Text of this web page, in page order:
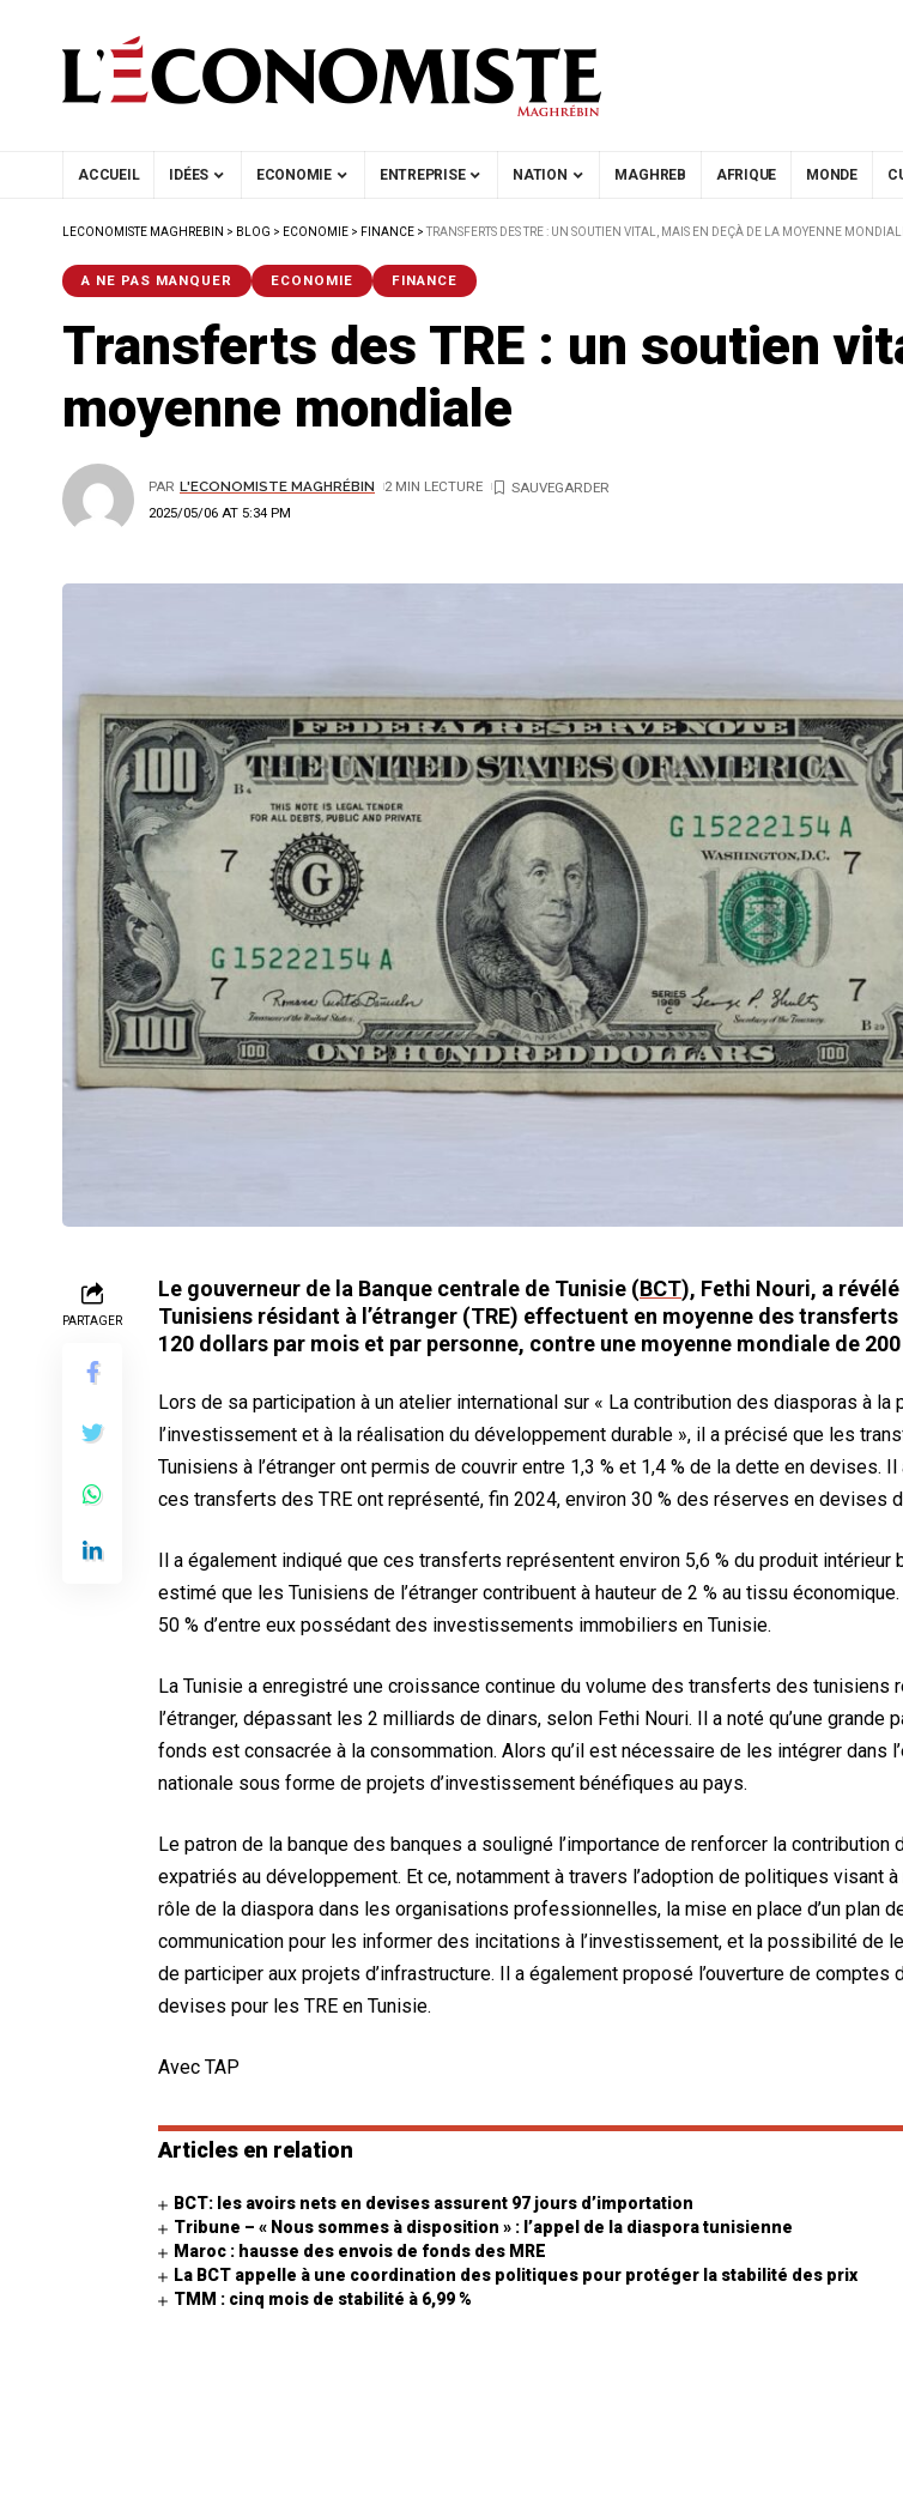
ACCUEIL IDÉES ECONOMIE ENTREPRISE NATION MAGHREB AFRIQUE MONDE
LECONOMISTE MAGHREBIN > BLOG > ECONOMIE > FINANCE >TRANSFERTS DES TRE : UN SOUTIEN VITAL, MAIS EN DEÇÀ DE LA MOYENNE
A NE PAS MANQUER ECONOMIE FINANCE
Transferts des TRE : un soutien
moyenne mondiale
2025/05/06 AT 5:34 PM
PAR L'ECONOMISTE MAGHRÉBIN 2 MIN LECTURE
PARTAGER
Le gouverneur de la Banque centrale de Tunisie (BCT), Fethi Nouri, a
Tunisiens résidant à l’étranger (TRE) effectuent en moyenne des transferts
120 dollars par mois et par personne, contre une moyenne mondiale de
Lors de sa participation à un atelier international sur « La contribution des diasporas à la
l’investissement et à la réalisation du développement durable », il a précisé que les
Tunisiens à l’étranger ont permis de couvrir entre 1,3 % et 1,4 % de la dette en devises. Il
ces transferts des TRE ont représenté, fin 2024, environ 30 % des réserves en devises
Il a également indiqué que ces transferts représentent environ 5,6 % du produit intérieur
estimé que les Tunisiens de l’étranger contribuent à hauteur de 2 % au tissu
50 % d’entre eux possédant des investissements immobiliers en Tunisie.
La Tunisie a enregistré une croissance continue du volume des transferts des tunisiens
l’étranger, dépassant les 2 milliards de dinars, selon Fethi Nouri. Il a noté qu’une grande
fonds est consacrée à la consommation. Alors qu’il est nécessaire de les intégrer dans
nationale sous forme de projets d’investissement bénéfiques au pays.
Le patron de la banque des banques a souligné l’importance de renforcer la contribution
expatriés au développement. Et ce, notamment à travers l’adoption de politiques visant
rôle de la diaspora dans les organisations professionnelles, la mise en place d’un plan
communication pour les informer des incitations à l’investissement, et la possibilité de
de participer aux projets d’infrastructure. Il a également proposé l’ouverture de comptes
devises pour les TRE en Tunisie.
Avec TAP
Articles en relation
BCT: les avoirs nets en devises assurent 97 jours d’importation
Tribune – « Nous sommes à disposition » : l’appel de la diaspora tunisienne
Maroc : hausse des envois de fonds des MRE
La BCT appelle à une coordination des politiques pour protéger la stabilité des prix
TMM : cinq mois de stabilité à 6,99 %